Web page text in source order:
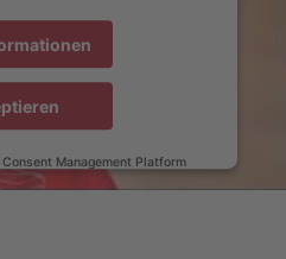
Management Platform